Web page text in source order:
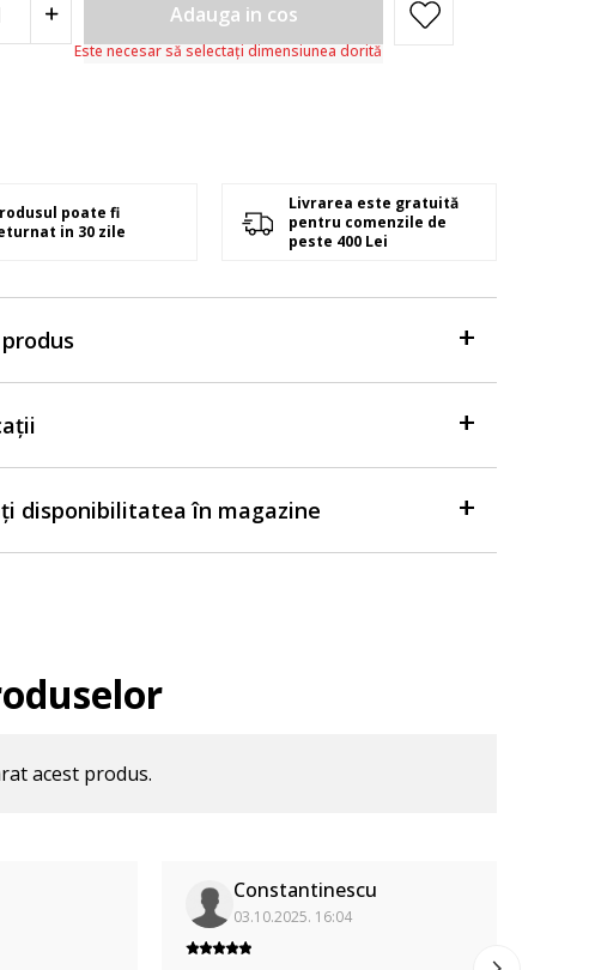
Adauga in cos
Este necesar să selectați dimensiunea dorită
poate fi
in 30 zile
Livrarea este gratuită
pentru comenzile de
peste 400 Lei
disponibilitatea în magazine
acest produs.
Constantinescu
03.10.2025. 16:04